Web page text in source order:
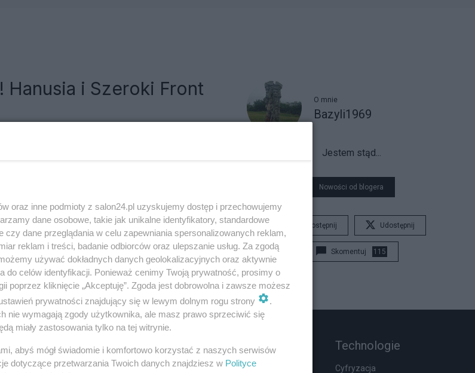
Hanusia i Szeroki Front
O mnie
Bazyli1969
Jestem stąd...
Nowości od blogera
Udostępnij Udostępnij
Skomentuj 115
Gospodarka
Biznes
Rozmaitości
Wypadki
Technologie
Cyfryzacja
oraz inne podmioty z salon24.pl uzyskujemy dostęp i przechowujemy
dane osobowe, takie jak unikalne identyfikatory, standardowe
czy dane przeglądania w celu zapewniania spersonalizowanych reklam,
reklam i treści, badanie odbiorców oraz ulepszanie usług. Za zgodą
używać dokładnych danych geolokalizacyjnych oraz aktywnie
do celów identyfikacji. Ponieważ cenimy Twoją prywatność, prosimy o
poprzez kliknięcie „Akceptuję”. Zgoda jest dobrowolna i zawsze możesz
prywatności znajdujący się w lewym dolnym rogu strony
.
nie wymagają zgody użytkownika, ale masz prawo sprzeciwić się
miały zastosowania tylko na tej witrynie.
abyś mógł świadomie i komfortowo korzystać z naszych serwisów
dotyczące przetwarzania Twoich danych znajdziesz w Polityce